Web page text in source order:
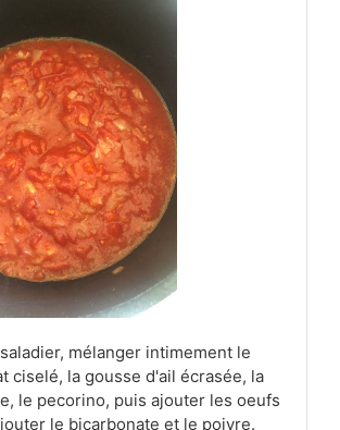
mélanger intimement le
ciselé, la gousse d'ail écrasée, la
le pecorino, puis ajouter les oeufs
le bicarbonate et le poivre.